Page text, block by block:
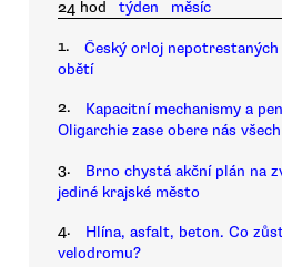
24 hod
týden měsíc
1.
Český orloj
obětí
2.
Kapacitní mechanismy a
Oligarchie zase obere nás
3.
Brno chystá akční plán na
jediné krajské město
4.
Hlína, asfalt, beton. Co
velodromu?